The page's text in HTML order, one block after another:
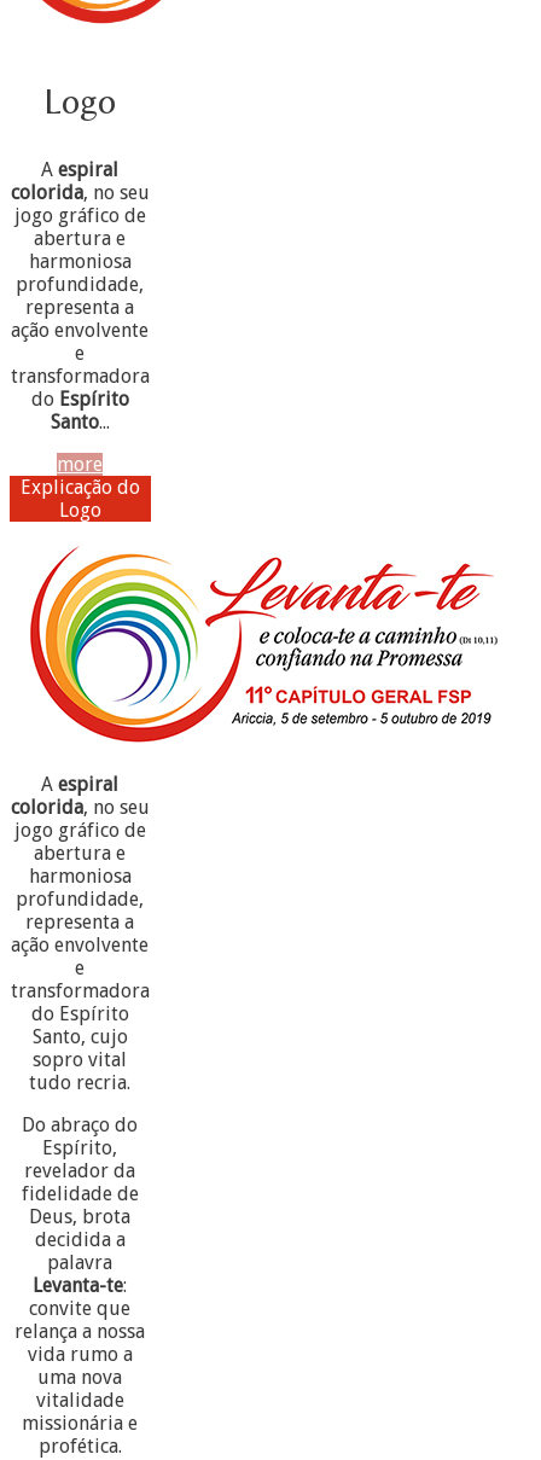
Logo
Aespiral
colorida, no seu
jogo gráfico de
abertura e
harmoniosa
profundidade,
representa a
ação envolvente
e
transformadora
do Espírito
Santo...
more
Explicação do
Logo
Aespiral
colorida, no seu
jogo gráfico de
abertura e
harmoniosa
profundidade,
representa a
ação envolvente
e
transformadora
do Espírito
Santo, cujo
sopro vital
tudo recria.
Do abraço do
Espírito,
revelador da
fidelidade de
Deus, brota
decidida a
palavra
Levanta-te:
convite que
relança a nossa
vida rumo a
uma nova
vitalidade
missionária e
profética.